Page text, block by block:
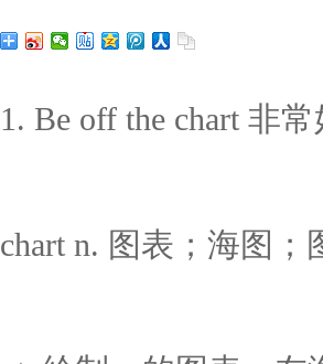
1. Be off the chart 非
chart n. 图表；海图；